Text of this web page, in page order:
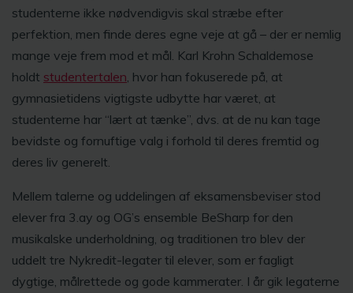
studenterne ikke nødvendigvis skal stræbe efter
perfektion, men finde deres egne veje at gå – der er nemlig
mange veje frem mod et mål. Karl Krohn Schaldemose
holdt studentertalen , hvor han fokuserede på, at
gymnasietidens vigtigste udbytte har været, at
studenterne har “lært at tænke”, dvs. at de nu kan tage
bevidste og fornuftige valg i forhold til deres fremtid og
deres liv generelt.
Mellem talerne og uddelingen af eksamensbeviser stod
elever fra 3.ay og OG’s ensemble BeSharp for den
musikalske underholdning, og traditionen tro blev der
uddelt tre Nykredit-legater til elever, som er fagligt
dygtige, målrettede og gode kammerater. I år gik legaterne